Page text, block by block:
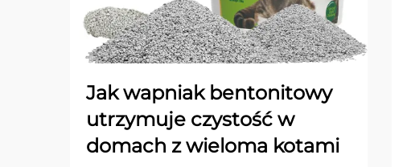
Jak wapniak bentonitowy
utrzymuje czystość w
domach z wieloma kotami